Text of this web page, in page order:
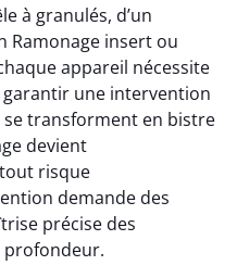
à granulés, d’un
Ramonage insert ou
appareil nécessite
une intervention
se transforment en bistre
devient
risque
demande des
précise des
profondeur.